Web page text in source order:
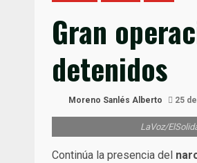
Gran
detenidos
Moreno Sanlés Alberto 25
LaVoz/
Continúa la presencia del